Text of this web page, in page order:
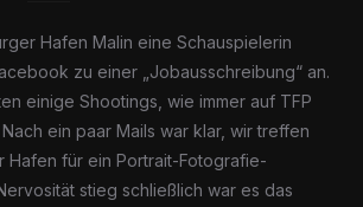
Hafen Malin eine Schauspielerin
zu einer „Jobausschreibung“ an.
einige Shootings, wie immer auf TFP
ein paar Mails war klar, wir treffen
Hafen für ein Portrait-Fotografie-
stieg schließlich war es das